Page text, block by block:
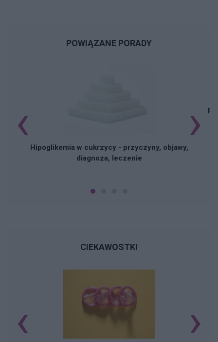
POWIĄZANE PORADY
Hipoglikemia w cukrzycy - przyczyny, objawy,
diagnoza, leczenie
‹ ›
CIEKAWOSTKI
‹ ›